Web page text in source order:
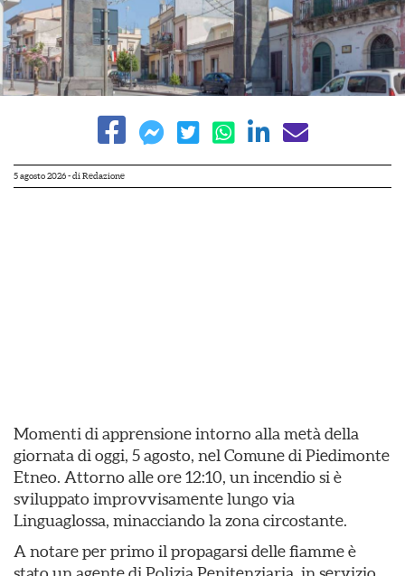
5 agosto 2026- di Redazione
Momenti di apprensione intorno alla metà della
giornata di oggi, 5 agosto, nel Comune di Piedimonte
Etneo. Attorno alle ore 12:10, un incendio si è
sviluppato improvvisamente lungo via
Linguaglossa, minacciando la zona circostante.
​A notare per primo il propagarsi delle fiamme è